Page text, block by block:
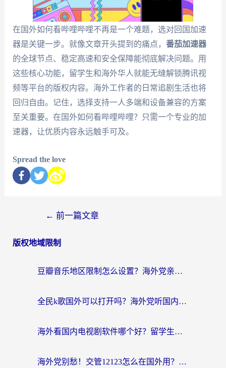
在国外如何看哔哩哔哩不再是一个难题，选对回国加速
器是关键一步。就像文章开头提到的痛点， 番茄加速器
的全球节点、稳定高速和安全保障能彻底解决问题。用
这些核心功能，留学生和海外华人就能无缝解锁腾讯视
频等平台的版权内容。海外工作者的日常追剧生活也将
回归自由。记住，选择支持一人多端和设备兼容的方案
至关重要。在国外如何看哔哩哔哩？只需一个专业的加
速器，让优质内容永远触手可及。
Spread the love
← 前一篇文章
版权地域限制
豆瓣音乐地区限制怎么设置？海外党亲测有效的回国加速方案来了
全民k歌国外可以打开吗？海外党听国内音乐听书的实用指南
海外看国内电视剧软件哪个好？留学生亲测有效的追剧加速方案
海外党别愁！交管12123怎么在国外用？一篇搞定回国资源访问难题